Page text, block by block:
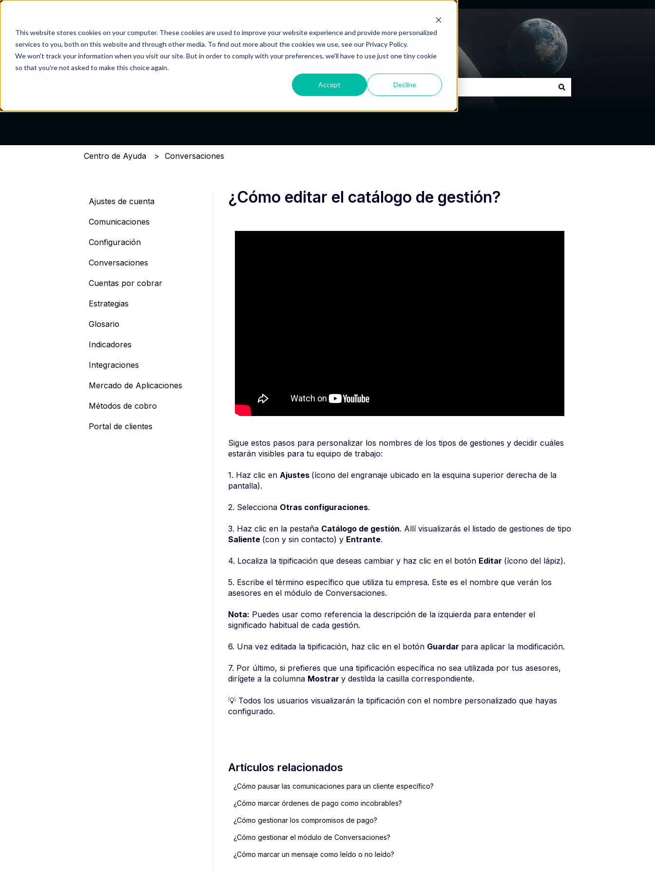
This website stores cookies on your computer. These cookies are used to improve your website experience and provide more personalized
services to you, both on this website and through other media. To find out more about the cookies we use, see our Privacy Policy.
We won't track your information when you visit our site. But in order to comply with your preferences, we'll have to use just one tiny cookie
so that you're not asked to make this choice again.
Accept Decline
Centro de Ayuda
Centro de Ayuda Conversaciones
¿Cómo editar el catálogo de gestión?
Sigue estos pasos para personalizar los nombres de los tipos de gestiones y decidir cuáles
estarán visibles para tu equipo de trabajo:
1. Haz clic en Ajustes (ícono del engranaje ubicado en la esquina superior derecha de la
pantalla).
2. Selecciona Otras configuraciones.
3. Haz clic en la pestaña Catálogo de gestión. Allí visualizarás el listado de gestiones de tipo
Saliente (con y sin contacto) y Entrante.
4. Localiza la tipificación que deseas cambiar y haz clic en el botón Editar (ícono del lápiz).
5. Escribe el término específico que utiliza tu empresa. Este es el nombre que verán los
asesores en el módulo de Conversaciones.
Nota: Puedes usar como referencia la descripción de la izquierda para entender el
significado habitual de cada gestión.
6. Una vez editada la tipificación, haz clic en el botón Guardar para aplicar la modificación.
7. Por último, si prefieres que una tipificación específica no sea utilizada por tus asesores,
dirígete a la columna Mostrar y destilda la casilla correspondiente.
💡 Todos los usuarios visualizarán la tipificación con el nombre personalizado que hayas
configurado.
Artículos relacionados
¿Cómo pausar las comunicaciones para un cliente específico?
¿Cómo marcar órdenes de pago como incobrables?
¿Cómo gestionar los compromisos de pago?
¿Cómo gestionar el módulo de Conversaciones?
¿Cómo marcar un mensaje como leído o no leído?
Ajustes de cuenta
Comunicaciones
Configuración
Conversaciones
Cuentas por cobrar
Estrategias
Glosario
Indicadores
Integraciones
Mercado de Aplicaciones
Métodos de cobro
Portal de clientes